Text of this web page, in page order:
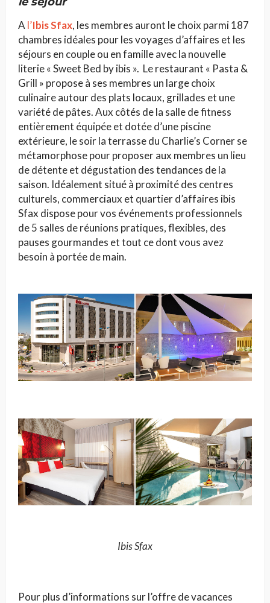
A l’Ibis Sfax, les membres auront le choix parmi 187
chambres idéales pour les voyages d’affaires et les
séjours en couple ou en famille avec la nouvelle
literie « Sweet Bed by ibis ». Le restaurant « Pasta &
Grill » propose à ses membres un large choix
culinaire autour des plats locaux, grillades et une
variété de pâtes. Aux côtés de la salle de fitness
entièrement équipée et dotée d’une piscine
extérieure, le soir la terrasse du Charlie’s Corner se
métamorphose pour proposer aux membres un lieu
de détente et dégustation des tendances de la
saison. Idéalement situé à proximité des centres
culturels, commerciaux et quartier d’affaires ibis
Sfax dispose pour vos événements professionnels
de 5 salles de réunions pratiques, flexibles, des
pauses gourmandes et tout ce dont vous avez
besoin à portée de main.
Ibis Sfax
Pour plus d’informations sur l’offre de vacances